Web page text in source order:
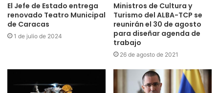
El Jefe de Estado entrega
renovado Teatro Municipal
de Caracas
1 de julio de 2024
Ministros de Cultura y
Turismo del ALBA-TCP se
reunirán el 30 de agosto
para diseñar agenda de
trabajo
26 de agosto de 2021